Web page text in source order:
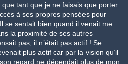
tant que je ne faisais que porter
à ses propres pensées pour
se sentait bien quand il venait me
la proximité de ses autres
pas, il n’était pas actif ! Se
plus actif car par la vision qu’il
regard ne dépendait plus de mon